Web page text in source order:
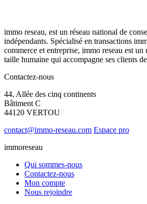
immo reseau, est un réseau national de
indépendants. Spécialisé en transactions
commerce et entreprise, immo reseau est un
taille humaine qui accompagne ses clients
Contactez-nous
44, Allée des cinq continents
Bâtiment C
44120 VERTOU
contact@immo-reseau.com Espace pro
immoreseau
Qui sommes-nous
Contactez-nous
Mon compte
Nous rejoindre